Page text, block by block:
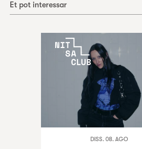
Et pot interessar
DISS. 08. AGO